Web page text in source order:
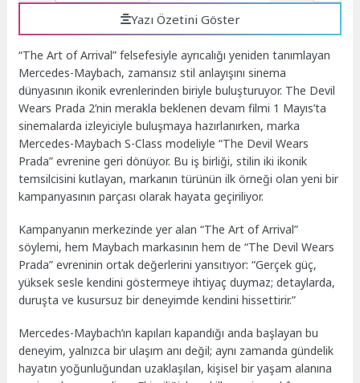
Yazı Özetini Göster
“The Art of Arrival” felsefesiyle ayrıcalığı yeniden tanımlayan
Mercedes-Maybach, zamansız stil anlayışını sinema
dünyasının ikonik evrenlerinden biriyle buluşturuyor. The Devil
Wears Prada 2’nin merakla beklenen devam filmi 1 Mayıs’ta
sinemalarda izleyiciyle buluşmaya hazırlanırken, marka
Mercedes-Maybach S-Class modeliyle “The Devil Wears
Prada” evrenine geri dönüyor. Bu iş birliği, stilin iki ikonik
temsilcisini kutlayan, markanın türünün ilk örneği olan yeni bir
kampanyasının parçası olarak hayata geçiriliyor.
Kampanyanın merkezinde yer alan “The Art of Arrival”
söylemi, hem Maybach markasının hem de “The Devil Wears
Prada” evreninin ortak değerlerini yansıtıyor: “Gerçek güç,
yüksek sesle kendini göstermeye ihtiyaç duymaz; detaylarda,
duruşta ve kusursuz bir deneyimde kendini hissettirir.”
Mercedes-Maybach’ın kapıları kapandığı anda başlayan bu
deneyim, yalnızca bir ulaşım anı değil; aynı zamanda gündelik
hayatın yoğunluğundan uzaklaşılan, kişisel bir yaşam alanına